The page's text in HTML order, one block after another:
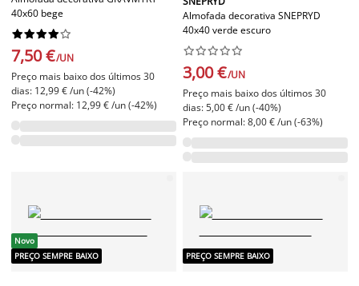
40x60 bege






7,50 €/UN
Preço mais baixo dos últimos 30
dias: 12,99 € /un (-42%)
Preço normal: 12,99 € /un (-42%)
Almofada decorativa SNEPRYD
40x40 verde escuro






3,00 €/UN
Preço mais baixo dos últimos 30
dias: 5,00 € /un (-40%)
Preço normal: 8,00 € /un (-63%)
Novo
PREÇO SEMPRE BAIXO
PREÇO SEMPRE BAIXO